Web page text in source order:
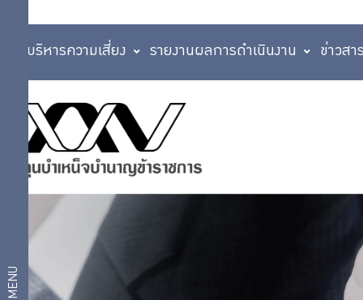
การบริหารความเสี่ยง รายงานผลการดำเนินงาน ข่าวส
MENU
เรา
พบ
บ่อย
สอบถาม
ร้อง
เรียน/
แจ้ง
ร้องเรียน